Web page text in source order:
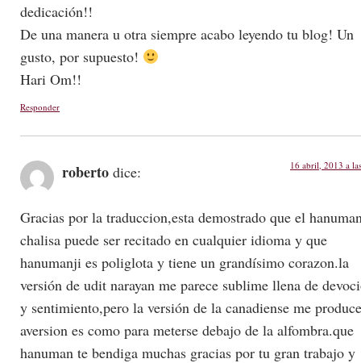
dedicación!!
De una manera u otra siempre acabo leyendo tu blog! Un
gusto, por supuesto!
Hari Om!!
Responder
roberto dice: 16 abril, 2013 a
Gracias por la traduccion,esta demostrado que el
chalisa puede ser recitado en cualquier idioma y que
hanumanji es poliglota y tiene un grandísimo corazon.la
versión de udit narayan me parece sublime llena de
y sentimiento,pero la versión de la canadiense me produce
aversion es como para meterse debajo de la alfombra.que
hanuman te bendiga muchas gracias por tu gran trabajo y